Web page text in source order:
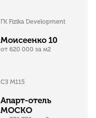
ГК Fizika Development
Моисеенко 10
от 620 000 за м2
СЗ М115
Апарт-отель
МОСКО